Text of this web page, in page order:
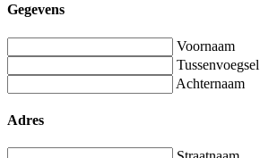
Gegevens
Voornaam
Tussenvoegsel
Achternaam
Adres